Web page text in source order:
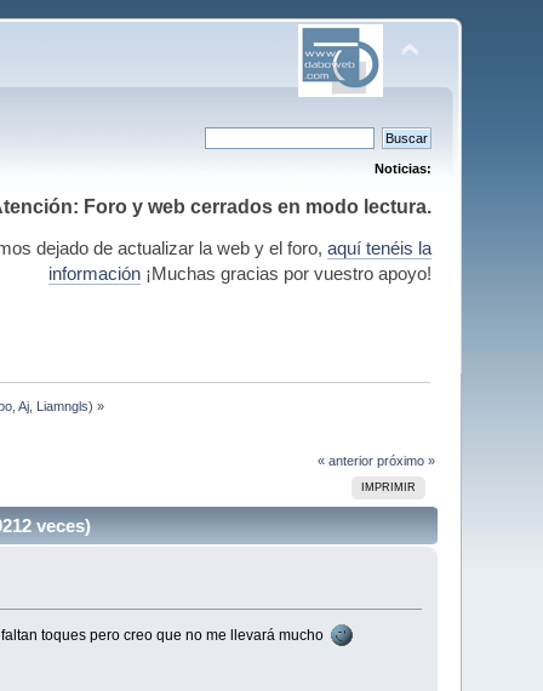
Noticias:
Foro y web cerrados en modo lectura.
dejado de actualizar la web y el foro, aquí tenéis la
información¡Muchas gracias por vuestro apoyo!
,Aj Liamngls) »
« anterior próximo »
IMPRIMIR
veces)
toques pero creo que no me llevará mucho